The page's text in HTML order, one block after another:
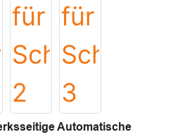
Automatische